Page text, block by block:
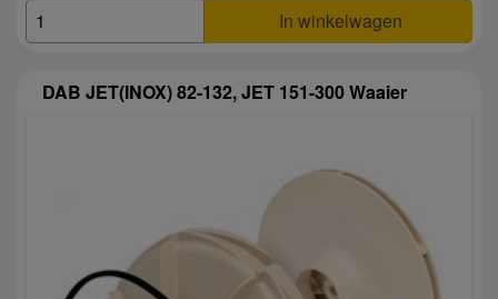
In winkelwagen
DAB JET(INOX) 82-132, JET 151-300 Waaier